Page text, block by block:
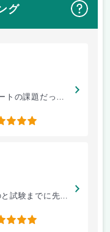
グ ？
大学1年生でいきなりレポートの課題だったが、建築に興味を持つきっかけに
特に難しいことはしないのと試験までに先生が決めた課題をやって合格すれば